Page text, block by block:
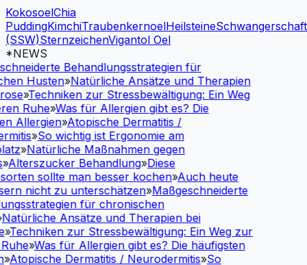
KokosoelChia
PuddingKimchiTraubenkernoelHeilsteine
(SSW)SternzeichenVigantol Oel
*NEWS
Behandlungsstrategien für
Husten»Natürliche Ansätze und Therapien
»Techniken zur Stressbewältigung: Ein Weg
Ruhe»Was für Allergien gibt es? Die
Allergien»Atopische Dermatitis /
»So wichtig ist Ergonomie am
»Natürliche Maßnahmen gegen
Behandlung»Diese
sollte man besser kochen»Auch heute
nicht zu unterschätzen»Maßgeschneiderte
für chronischen
Ansätze und Therapien bei
zur Stressbewältigung: Ein Weg zur
»Was für Allergien gibt es? Die häufigsten
Dermatitis / Neurodermitis»So